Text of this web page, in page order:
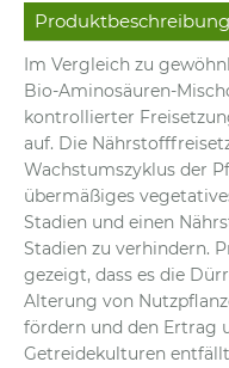
Produktbeschreibung
Im Vergleich zu
Bio-Aminosäuren-
kontrollierter
auf. Die
Wachstumszyklus der
übermäßiges
Stadien und einen
Stadien zu verhindern.
gezeigt, dass es die
Alterung von
fördern und den Ertrag
Getreidekulturen